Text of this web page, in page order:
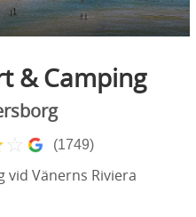
& Camping
☆ (1749)
vid Vänerns Riviera